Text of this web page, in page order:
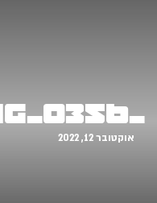
_MG_0356
אוקטובר 12, 2022